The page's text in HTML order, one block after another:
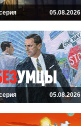
05.08.2026
05.08.2026